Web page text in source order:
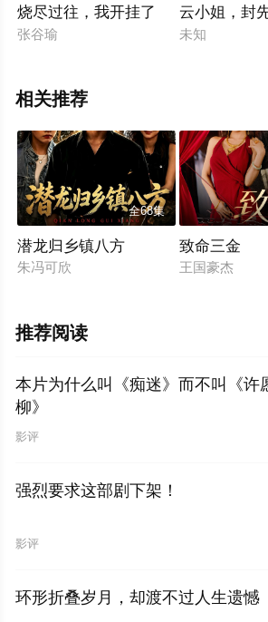
烧尽过往，我开挂了
张谷瑜
云小姐，封
未知
相关推荐
全68集
潜龙归乡镇八方
朱冯可欣
致命三金
王国豪杰
推荐阅读
本片为什么叫《痴迷》而不叫《许
柳》
影评
强烈要求这部剧下架！
影评
环形折叠岁月，却渡不过人生遗憾